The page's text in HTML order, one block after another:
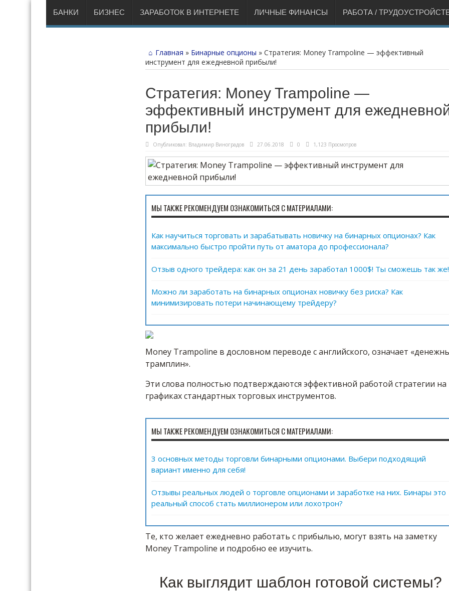
БАНКИ БИЗНЕС ЗАРАБОТОК В ИНТЕРНЕТЕ ЛИЧНЫЕ ФИНАНСЫ РАБОТА /
Главная » Бинарные опционы » Стратегия: Money Trampoline — эффективный
инструмент для ежедневной прибыли!
Стратегия: Money Trampoline —
эффективный инструмент для
прибыли!
Опубликовал: Владимир Виноградов 27.06.2018 0 1,123 Просмотров
МЫ ТАКЖЕ РЕКОМЕНДУЕМ ОЗНАКОМИТЬСЯ С МАТЕРИАЛАМИ:
Как научиться торговать и зарабатывать новичку на бинарных опционах? Как
максимально быстро пройти путь от аматора до профессионала?
Отзыв одного трейдера: как он за 21 день заработал 1000$! Ты сможешь так же!
Можно ли заработать на бинарных опционах новичку без риска? Как
минимизировать потери начинающему трейдеру?
Money Trampoline в дословном переводе с английского, означает
трамплин».
Эти слова полностью подтверждаются эффективной работой стратегии на
графиках стандартных торговых инструментов.
МЫ ТАКЖЕ РЕКОМЕНДУЕМ ОЗНАКОМИТЬСЯ С МАТЕРИАЛАМИ:
3 основных методы торговли бинарными опционами. Выбери подходящий
вариант именно для себя!
Отзывы реальных людей о торговле опционами и заработке на них. Бинары это
реальный способ стать миллионером или лохотрон?
Те, кто желает ежедневно работать с прибылью, могут взять на заметку
Money Trampoline и подробно ее изучить.
Как выглядит шаблон готовой системы?